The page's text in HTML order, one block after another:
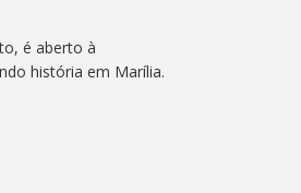
é aberto à
história em Marília.